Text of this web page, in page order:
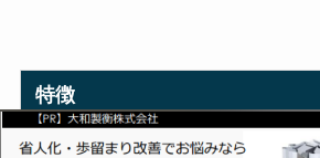
特徴
大容量・重量対応